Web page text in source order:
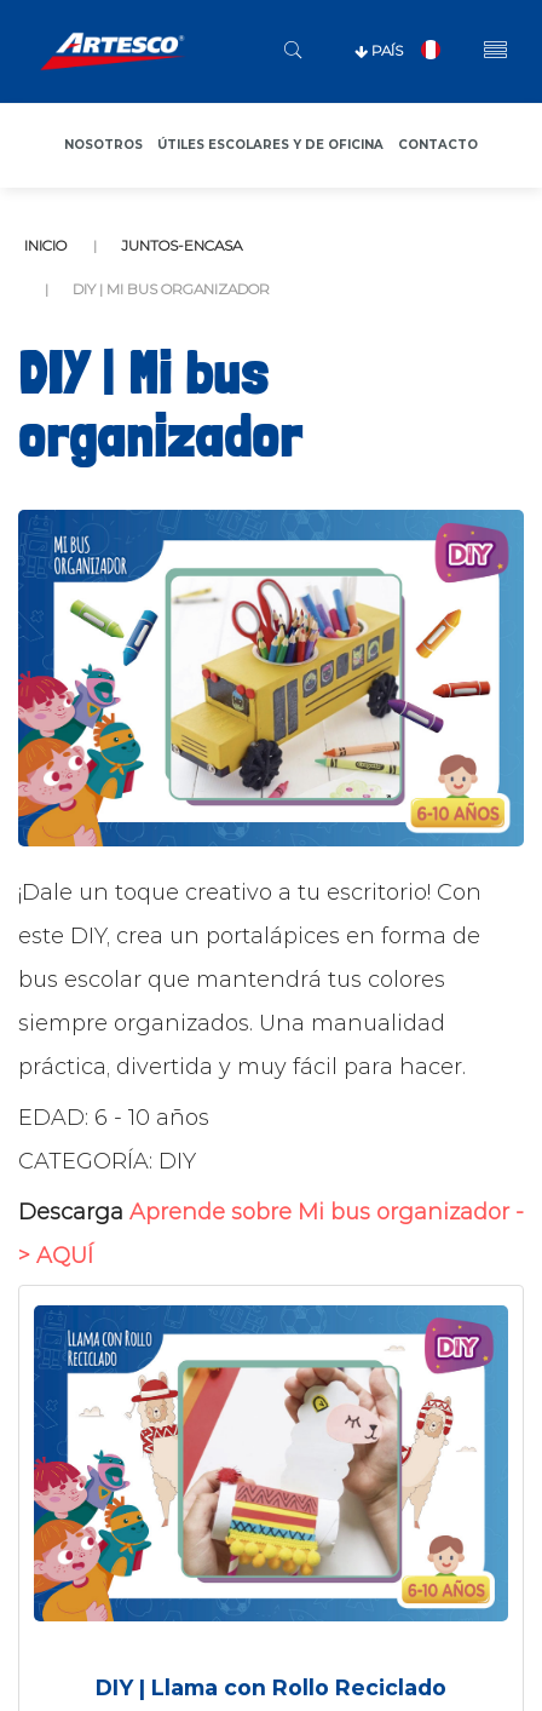
PAÍS
NOSOTROS ÚTILES ESCOLARES Y DE OFICINA CONTACTO
INICIO JUNTOS-ENCASA
DIY | MI BUS ORGANIZADOR
DIY | Mi bus
organizador
¡Dale un toque creativo a tu escritorio! Con
este DIY, crea un portalápices en forma de
bus escolar que mantendrá tus colores
siempre organizados. Una manualidad
práctica, divertida y muy fácil para hacer.
EDAD: 6 - 10 años
CATEGORÍA: DIY
Descarga Aprende sobre Mi bus organizador -
> AQUÍ
DIY | Llama con Rollo Reciclado